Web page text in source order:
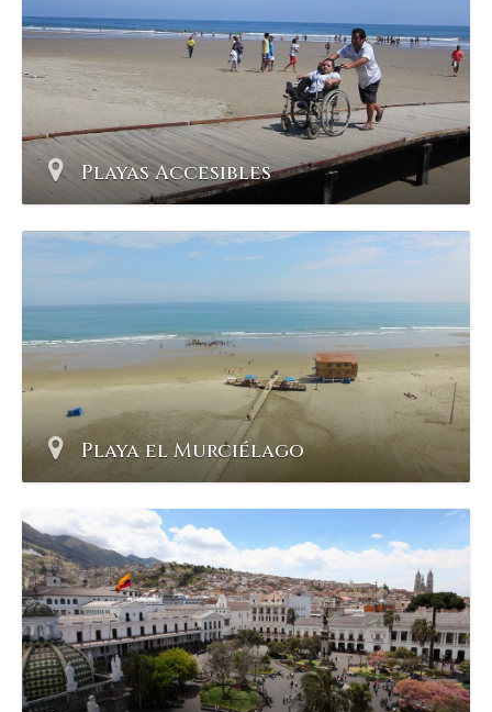
Playas Accesibles
Playa el Murciélago